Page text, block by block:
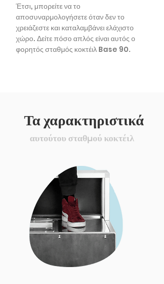
Έτσι, μπορείτε να το
αποσυναρμολογήσετε όταν δεν το
χρειάζεστε και καταλαμβάνει ελάχιστο
χώρο. Δείτε πόσο απλός είναι αυτός ο
φορητός σταθμός κοκτέιλ Base 90.
Τα χαρακτηριστικά
αυτούτου σταθμού κοκτέιλ